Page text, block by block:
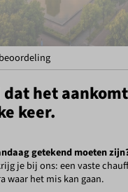
het
keer.
getekend moeten
je bij ons: een vaste
waar het mis kan gaan.